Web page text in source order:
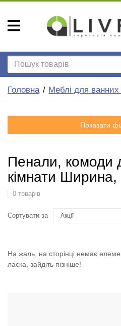
Головна Меблі для ванних
Показати
Пенали, комоди
кімнати
0 товарів
Сортувати за
На жаль, на сторінці немає
ласка, зайдіть пізніше!